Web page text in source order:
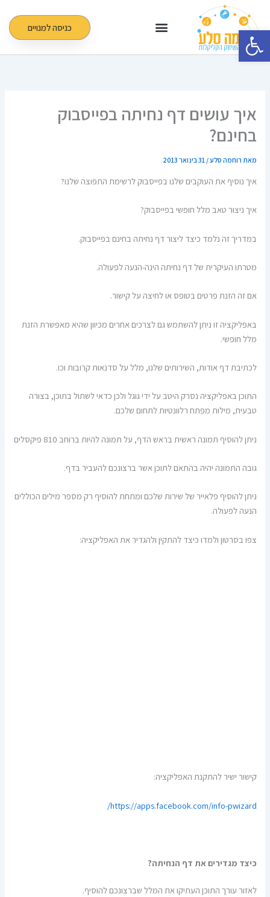
פתח סרגל נגישות
לתוכן
כניסה למנויים
איך עושים דף נחיתה בפייסבוק
בחינם?
מאת רוחמה סלע/31 בינואר 2013
איך נוסיף את העוקבים שלנו בפייסבוק לרשימת התפוצה שלנו?
איך ניצור טאב מלל חופשי בפייסבוק?
במדריך זה נלמד כיצד ליצור דף נחיתה בחינם בפייסבוק.
מטרתו העיקרית של דף נחיתה הינה-הנעה לפעולה.
אם זה הזנת פרטים בטופס או לחיצה על קישור.
באפליקציה זו ניתן להשתמש גם לצרכים אחרים מכיוון שהיא מאפשרת הזנת
מלל חופשי.
לכתיבת דף אודות, השירותים שלנו, מלל על סדנאות קרובות וכו.
התוכן באפליקציה נסרק היטב על ידי גוגל ולכן כדאי לשתול בתוכן, בצורה
טבעית, מילות מפתח רלוונטיות לתחום שלכם.
ניתן להוסיף תמונה ראשית בראש הדף, על תמונה להיות ברוחב 810 פיקסלים
גובה התמונה יהיה בהתאם לתוכן אשר ברצונכם להעביר בדף.
ניתן להוסיף פלאייר של שירות שלכם ומתחת להוסיף רק מספר מילים הכוללים
הנעה לפעולה.
צפו בסרטון ולמדו כיצד להתקין ולהגדיר את האפליקציה:
קישור ישיר להתקנת האפליקציה:
https://apps.facebook.com/info-pwizard/
כיצד מגדירים את דף הנחיתה?
לאזור עורך התוכן העתיקו את המלל שברצונכם להוסיף.